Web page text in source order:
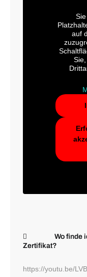
auf
Wo finde
Zertifikat?
https://youtu.be/